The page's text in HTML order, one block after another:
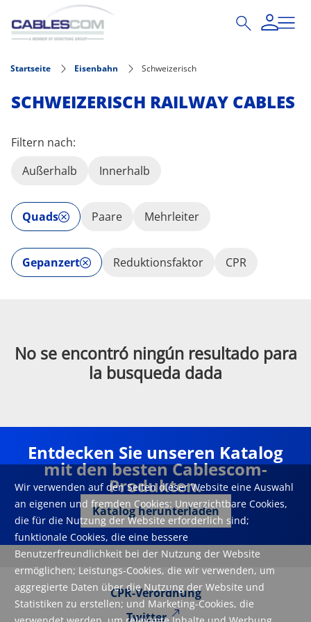
Direkt zum Inhalt
Wir verwenden auf den Seiten dieser Website eine Auswahl
an eigenen und fremden Cookies: Unverzichtbare Cookies,
die für die Nutzung der Website erforderlich sind;
funktionale Cookies, die eine bessere
Benutzerfreundlichkeit bei der Nutzung der Website
ermöglichen; Leistungs-Cookies, die wir verwenden, um
aggregierte Daten über die Nutzung der Website und
Statistiken zu erstellen; und Marketing-Cookies, die
Startseite Eisenbahn Schweizerisch
SCHWEIZERISCH RAILWAY CABLES
Filtern nach:
Außerhalb
Innerhalb
Quads Paare Mehrleiter
Gepanzert Reduktionsfaktor CPR
No se encontró ningún resultado para
la busqueda dada
Entdecken Sie unseren Katalog
mit den besten Cablescom-
Produkten.
Katalog herunterladen
CPR-Verordnung
Twitter